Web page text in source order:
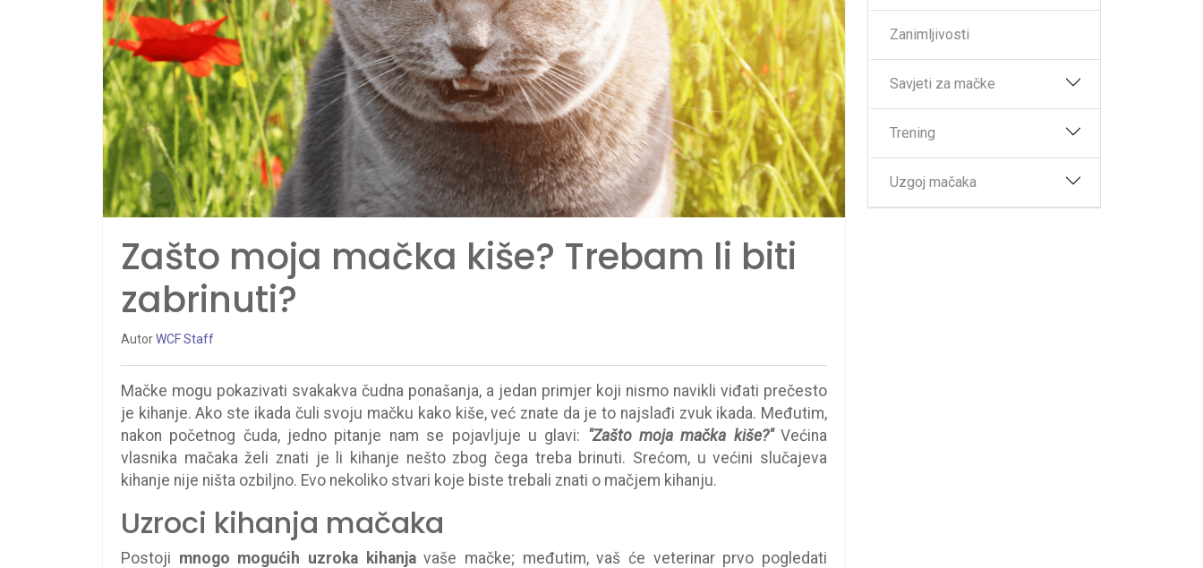
Zašto moja mačka kiše? Trebam li biti
zabrinuti?
AutorWCF Staff
Mačke mogu pokazivati ​​svakakva čudna ponašanja, a jedan primjer koji nismo navikli viđati prečesto
je kihanje. Ako ste ikada čuli svoju mačku kako kiše, već znate da je to najslađi zvuk ikada. Međutim,
nakon početnog čuda, jedno pitanje nam se pojavljuje u glavi: "Zašto moja mačka kiše?"Većina
vlasnika mačaka želi znati je li kihanje nešto zbog čega treba brinuti. Srećom, u većini slučajeva
kihanje nije ništa ozbiljno. Evo nekoliko stvari koje biste trebali znati o mačjem kihanju.
Uzroci kihanja mačaka
Postoji mnogo mogućih uzroka kihanjavaše mačke; međutim, vaš će veterinar prvo pogledati
Zanimljivosti
Savjeti za mačke
Trening
Uzgoj mačaka